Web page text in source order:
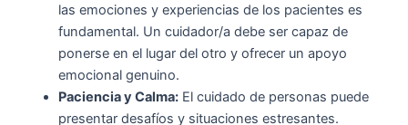
las emociones y experiencias de los pacientes es
fundamental. Un cuidador/a debe ser capaz de
ponerse en el lugar del otro y ofrecer un apoyo
emocional genuino.
Paciencia y Calma:El cuidado de personas puede
presentar desafíos y situaciones estresantes.